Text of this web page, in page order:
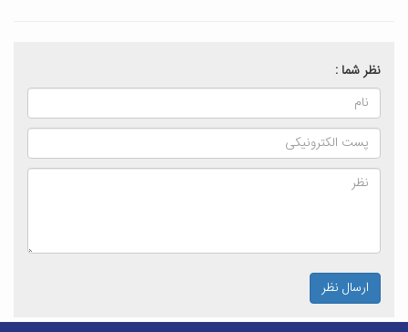
نظر شما :
ارسال نظر